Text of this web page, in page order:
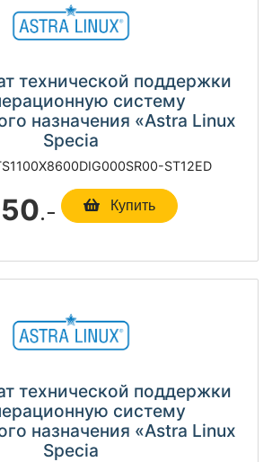
технической поддержки
систему
назначения «Astra Linux
Specia
ST12ED
.- Купить
технической поддержки
систему
назначения «Astra Linux
Specia